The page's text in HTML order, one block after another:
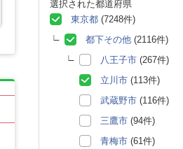
選択された都道府県
東京都 (7248件)
都下その他 (2116件)
八王子市 (267件)
立川市 (113件)
武蔵野市 (116件)
三鷹市 (94件)
青梅市 (61件)